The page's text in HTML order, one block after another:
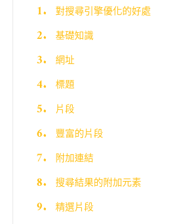
對搜尋引擎優化的好處
基礎知識
網址
標題
片段
豐富的片段
附加連結
搜尋結果的附加元素
精選片段